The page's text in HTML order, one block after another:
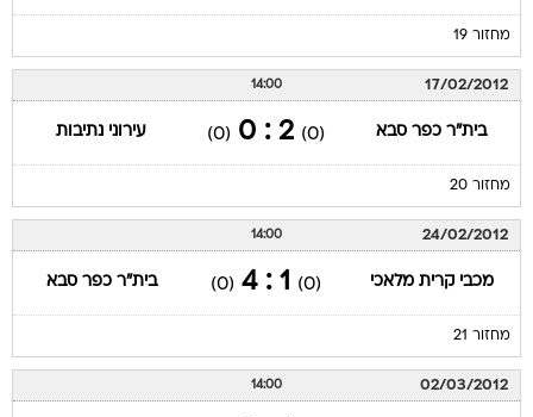
מחזור 19
17/02/2012
14:00
בית"ר כפר סבא (0)
2 : 0
(0) עירוני נתיבות
מחזור 20
24/02/2012
14:00
מכבי קרית מלאכי (0)
1 : 4
(0) בית"ר כפר סבא
מחזור 21
02/03/2012
14:00